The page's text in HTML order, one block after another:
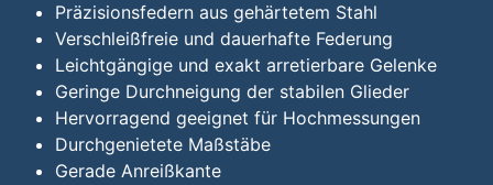
Präzisionsfedern aus gehärtetem Stahl
Verschleißfreie und dauerhafte Federung
Leichtgängige und exakt arretierbare Gelenke
Geringe Durchneigung der stabilen Glieder
Hervorragend geeignet für Hochmessungen
Durchgenietete Maßstäbe
Gerade Anreißkante